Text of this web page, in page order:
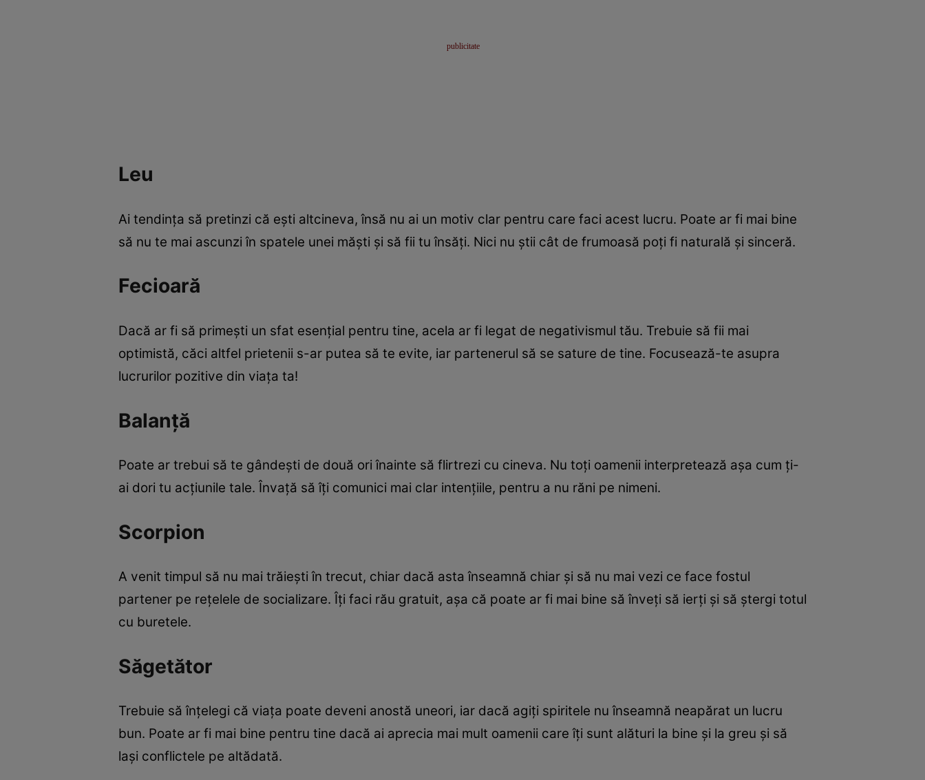
Leu
Ai tendinţa să pretinzi că eşti altcineva, însă nu ai un motiv clar pentru care faci acest lucru. Poate ar fi mai bine
să nu te mai ascunzi în spatele unei măşti şi să fii tu însăţi. Nici nu ştii cât de frumoasă poţi fi naturală şi sinceră.
Fecioară
Dacă ar fi să primeşti un sfat esenţial pentru tine, acela ar fi legat de negativismul tău. Trebuie să fii mai
optimistă, căci altfel prietenii s-ar putea să te evite, iar partenerul să se sature de tine. Focusează-te asupra
lucrurilor pozitive din viaţa ta!
Balanţă
Poate ar trebui să te gândeşti de două ori înainte să flirtrezi cu cineva. Nu toţi oamenii interpretează aşa cum ţi-
ai dori tu acţiunile tale. Învaţă să îţi comunici mai clar intenţiile, pentru a nu răni pe nimeni.
Scorpion
A venit timpul să nu mai trăieşti în trecut, chiar dacă asta înseamnă chiar şi să nu mai vezi ce face fostul
partener pe reţelele de socializare. Îţi faci rău gratuit, aşa că poate ar fi mai bine să înveţi să ierţi şi să ştergi totul
cu buretele.
Săgetător
Trebuie să înţelegi că viaţa poate deveni anostă uneori, iar dacă agiţi spiritele nu înseamnă neapărat un lucru
bun. Poate ar fi mai bine pentru tine dacă ai aprecia mai mult oamenii care îţi sunt alături la bine şi la greu şi să
laşi conflictele pe altădată.